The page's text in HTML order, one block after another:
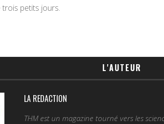
trois petits jours.
L'AUTEUR
LA REDACTION
THM est un magazine tourné vers les